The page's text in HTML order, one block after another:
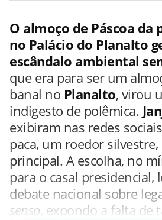
O almoço de Páscoa
no Palácio do Planalto
escândalo ambiental
que era para ser um
banal no Planalto, virou
indigesto de polêmica.
exibiram nas redes
paca, um roedor
principal. A escolha, no
para o casal presidencial,
debate nacional sobre
senso , expondo a falta de